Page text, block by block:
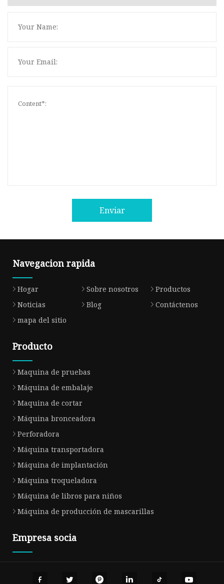
Enviar
Navegacion rapida
Hogar Sobre nosotros
Productos
Noticias
Blog
Contáctenos
mapa del sitio
Producto
Maquina de pruebas
Máquina de embalaje
Maquina de cortar
Máquina bronceadora
Perforadora
Máquina transportadora
Máquina de implantación
Máquina troqueladora
Máquina de libros para niños
Máquina de producción de mascarillas
Empresa socia